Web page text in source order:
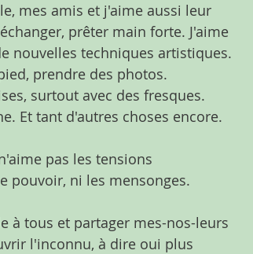
mes amis et j'aime aussi leur
prêter main forte. J'aime
nouvelles techniques artistiques.
prendre des photos.
surtout avec des fresques.
Et tant d'autres choses encore.
pas les tensions
pouvoir, ni les mensonges.
à tous et partager mes-nos-leurs
l'inconnu, à dire oui plus